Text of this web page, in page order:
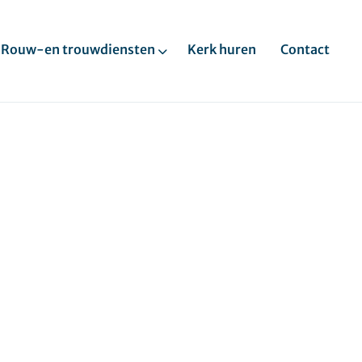
Rouw-en trouwdiensten Kerk huren Contact